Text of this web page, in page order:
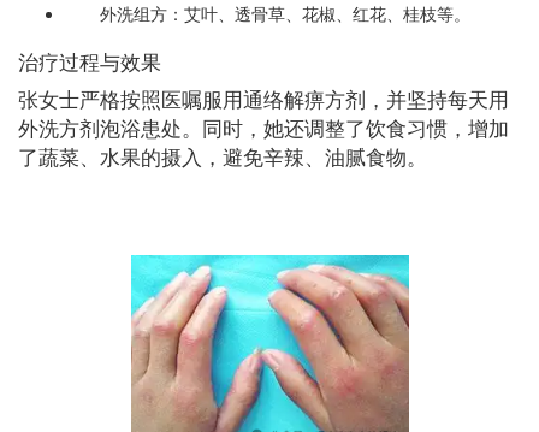
外洗组方：艾叶、透骨草、花椒、红花、桂枝等。
治疗过程与效果
张女士严格按照医嘱服用通络解痹方剂，并坚持每天用
外洗方剂泡浴患处。同时，她还调整了饮食习惯，增加
了蔬菜、水果的摄入，避免辛辣、油腻食物。